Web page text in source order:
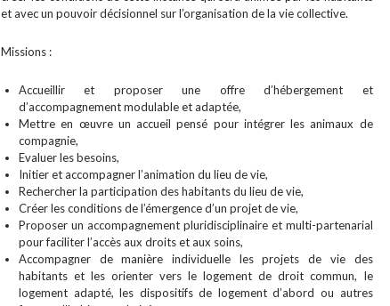
et avec un pouvoir décisionnel sur l’organisation de la vie collective.
Missions :
Accueillir et proposer une offre d’hébergement et
d’accompagnement modulable et adaptée,
Mettre en œuvre un accueil pensé pour intégrer les animaux de
compagnie,
Evaluer les besoins,
Initier et accompagner l’animation du lieu de vie,
Rechercher la participation des habitants du lieu de vie,
Créer les conditions de l’émergence d’un projet de vie,
Proposer un accompagnement pluridisciplinaire et multi-partenarial
pour faciliter l’accès aux droits et aux soins,
Accompagner de manière individuelle les projets de vie des
habitants et les orienter vers le logement de droit commun, le
logement adapté, les dispositifs de logement d’abord ou autres